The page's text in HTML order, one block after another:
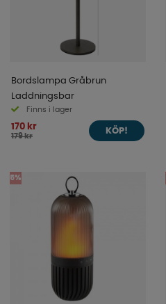
Bordslampa Gråbrun
Laddningsbar
Finns i lager
170 kr
179 kr
KÖP!
5%